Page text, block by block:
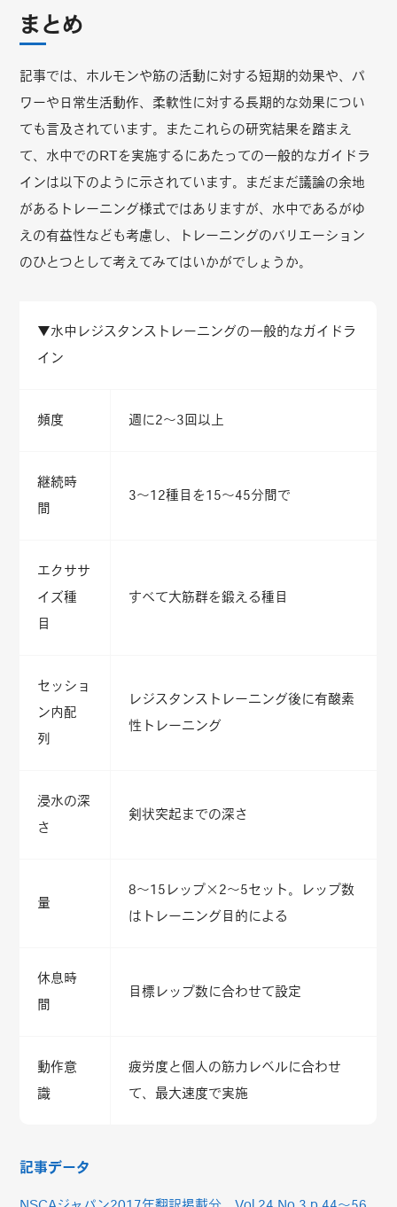
まとめ
記事では、ホルモンや筋の活動に対する短期的効果や、パ
ワーや日常生活動作、柔軟性に対する長期的な効果につい
ても言及されています。またこれらの研究結果を踏まえ
て、水中でのRTを実施するにあたっての一般的なガイドラ
インは以下のように示されています。まだまだ議論の余地
があるトレーニング様式ではありますが、水中であるがゆ
えの有益性なども考慮し、トレーニングのバリエーション
のひとつとして考えてみてはいかがでしょうか。
▼水中レジスタンストレーニングの一般的なガイドラ
イン
頻度 週に2～3回以上
継続時
間
3～12種目を15～45分間で
エクササ
イズ種
目
すべて大筋群を鍛える種目
セッショ
ン内配
列
レジスタンストレーニング後に有酸素
性トレーニング
浸水の深
さ
剣状突起までの深さ
量
8～15レップ×2～5セット。レップ数
はトレーニング目的による
休息時
間
目標レップ数に合わせて設定
動作意
識
疲労度と個人の筋力レベルに合わせ
て、最大速度で実施
記事データ